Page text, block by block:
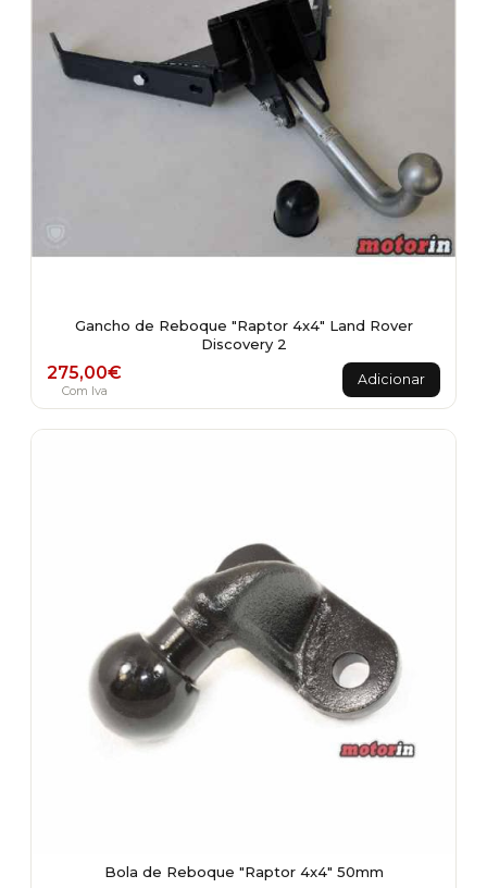
Gancho de Reboque "Raptor 4x4" Land Rover
Discovery 2
275,00€
Com Iva
Adicionar
Bola de Reboque "Raptor 4x4" 50mm